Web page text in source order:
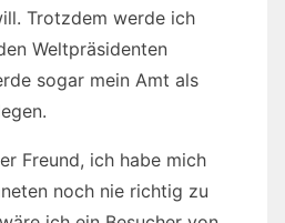
Trotzdem werde ich
Weltpräsidenten
sogar mein Amt als
Freund, ich habe mich
noch nie richtig zu